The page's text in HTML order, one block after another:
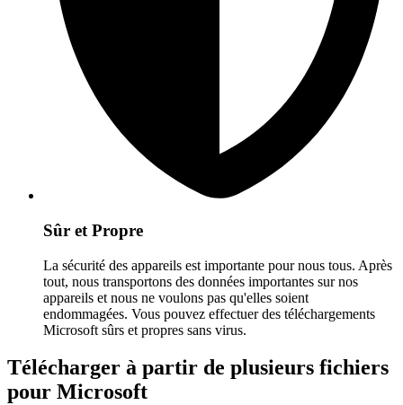
Sûr et Propre
La sécurité des appareils est importante pour nous tous. Après
tout, nous transportons des données importantes sur nos
appareils et nous ne voulons pas qu'elles soient
endommagées. Vous pouvez effectuer des téléchargements
Microsoft sûrs et propres sans virus.
Télécharger à partir de plusieurs fichiers
pour Microsoft